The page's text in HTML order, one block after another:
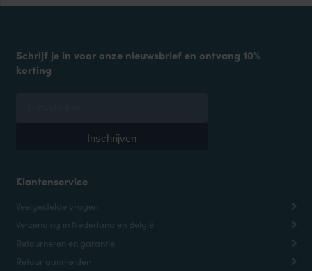
Klantenservice
Veelgestelde vragen
Verzending in Nederland en België
Retourneren en garantie
Retour aanmelden
Schrijf je in voor onze nieuwsbrief en ontvang 10%
korting